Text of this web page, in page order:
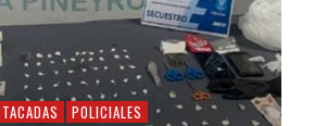
POLICIALES